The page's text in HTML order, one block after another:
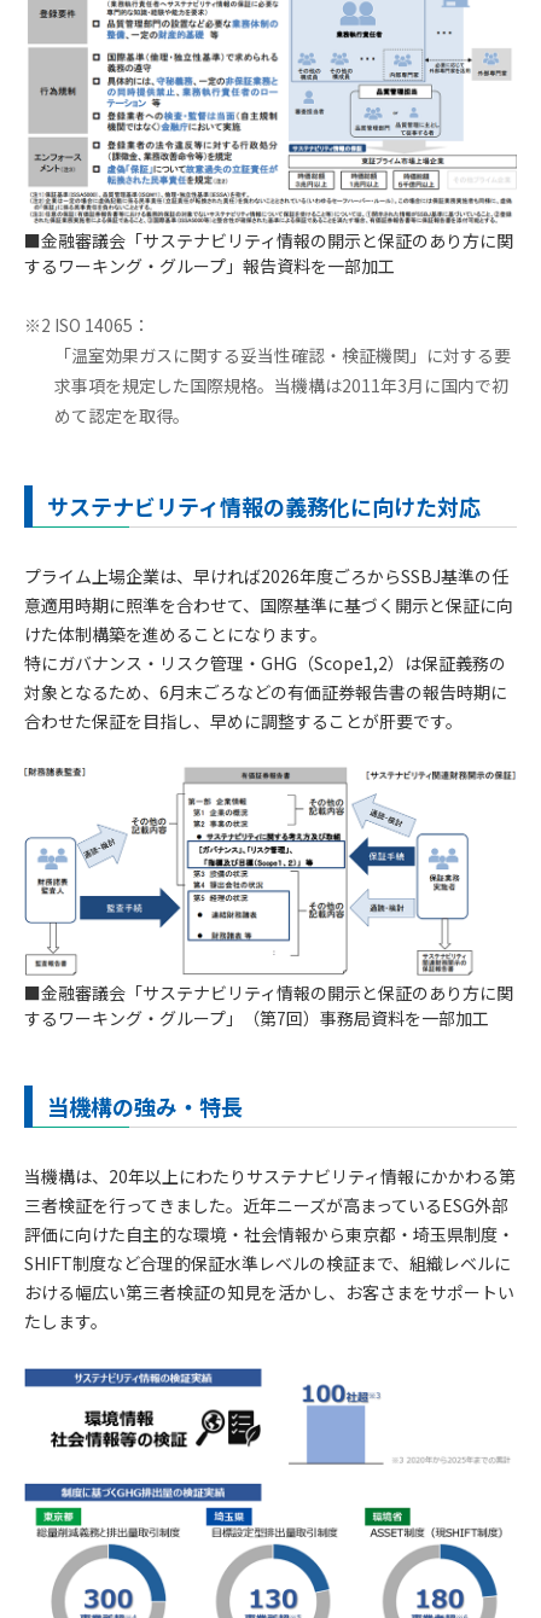
■金融審議会「サステナビリティ情報の開示と保証のあり方に関
するワーキング・グループ」報告資料を一部加工
※2 ISO 14065：
「温室効果ガスに関する妥当性確認・検証機関」に対する要
求事項を規定した国際規格。当機構は2011年3月に国内で初
めて認定を取得。
サステナビリティ情報の義務化に向けた対応
プライム上場企業は、早ければ2026年度ごろからSSBJ基準の任
意適用時期に照準を合わせて、国際基準に基づく開示と保証に向
けた体制構築を進めることになります。
特にガバナンス・リスク管理・GHG（Scope1,2）は保証義務の
対象となるため、6月末ごろなどの有価証券報告書の報告時期に
合わせた保証を目指し、早めに調整することが肝要です。
■金融審議会「サステナビリティ情報の開示と保証のあり方に関
するワーキング・グループ」（第7回）事務局資料を一部加工
当機構の強み・特長
当機構は、20年以上にわたりサステナビリティ情報にかかわる第
三者検証を行ってきました。近年ニーズが高まっているESG外部
評価に向けた自主的な環境・社会情報から東京都・埼玉県制度・
SHIFT制度など合理的保証水準レベルの検証まで、組織レベルに
おける幅広い第三者検証の知見を活かし、お客さまをサポートい
たします。